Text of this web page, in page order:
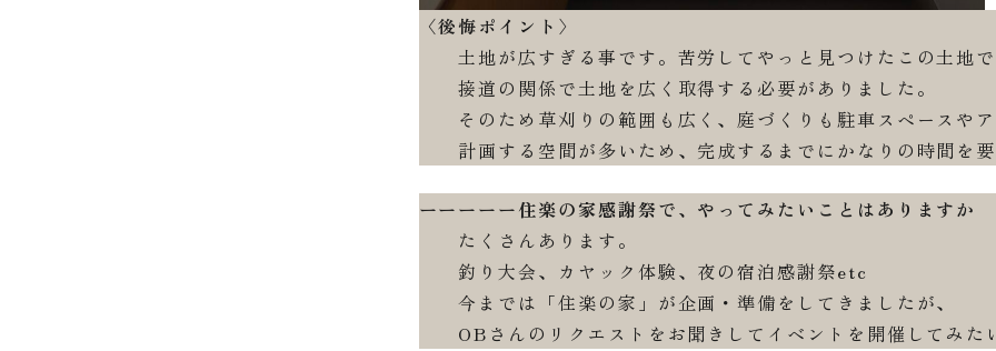
〈後悔ポイント〉
土地が広すぎる事です。苦労してやっと見つけたこの土地
接道の関係で土地を広く取得する必要がありました。
そのため草刈りの範囲も広く、庭づくりも駐車スペースや
計画する空間が多いため、完成するまでにかなりの時間を
ーーーーー住楽の家感謝祭で、やってみたいことはありますか
たくさんあります。
釣り大会、カヤック体験、夜の宿泊感謝祭etc
今までは「住楽の家」が企画・準備をしてきましたが、
OBさんのリクエストをお聞きしてイベントを開催してみた